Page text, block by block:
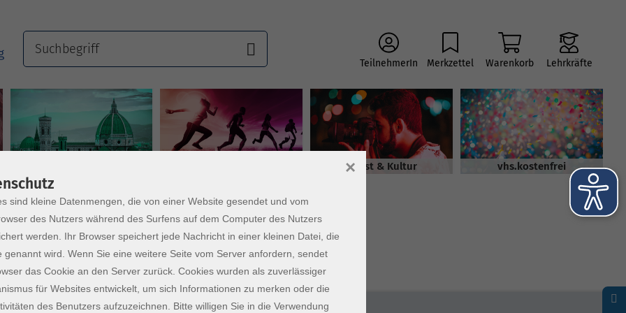
TeilnehmerIn Merkzettel Warenkorb Lehrkräfte
Kunst & Kultur vhs.kostenfrei
sind kleine Datenmengen, die von einer Website gesendet und vom
des Nutzers während des Surfens auf dem Computer des Nutzers
werden. Ihr Browser speichert jede Nachricht in einer kleinen Datei, die
genannt wird. Wenn Sie eine weitere Seite vom Server anfordern, sendet
das Cookie an den Server zurück. Cookies wurden als zuverlässiger
für Websites entwickelt, um sich Informationen zu merken oder die
des Benutzers aufzuzeichnen. Bitte willigen Sie in die Verwendung
×